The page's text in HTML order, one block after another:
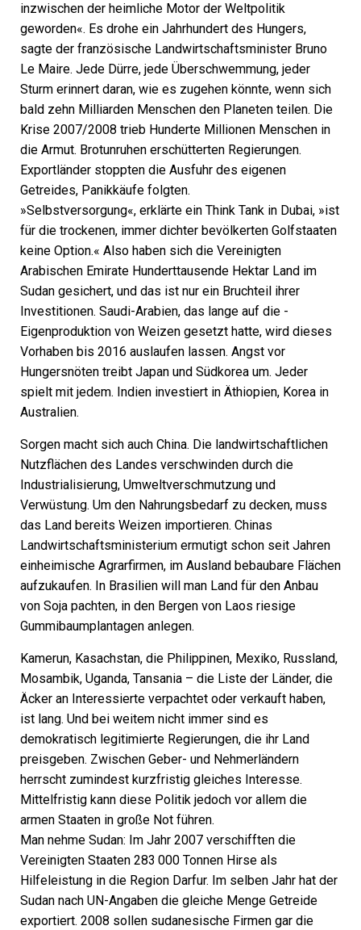
inzwischen der heimliche Motor der Weltpolitik
geworden«. Es drohe ein Jahrhundert des Hungers,
sagte der französische Landwirtschaftsminister Bruno
Le Maire. Jede Dürre, jede Überschwemmung, jeder
Sturm erinnert daran, wie es zugehen könnte, wenn sich
bald zehn Milliarden Menschen den Planeten teilen. Die
Krise 2007/2008 trieb Hunderte Millionen Menschen in
die Armut. Brotunruhen erschütterten Regierungen.
Exportländer stoppten die Ausfuhr des eigenen
Getreides, Panikkäufe folgten.
»Selbstversorgung«, erklärte ein Think Tank in Dubai, »ist
für die trockenen, immer dichter bevölkerten Golfstaaten
keine Option.« Also haben sich die Vereinigten
Arabischen Emirate Hunderttausende Hektar Land im
Sudan gesichert, und das ist nur ein Bruchteil ihrer
Investitionen. Saudi-Arabien, das lange auf die ­
Eigenproduktion von Weizen gesetzt hatte, wird dieses
Vorhaben bis 2016 auslaufen lassen. Angst vor
Hungersnöten treibt Japan und Südkorea um. Jeder
spielt mit jedem. Indien investiert in Äthiopien, Korea in
Australien.
Sorgen macht sich auch China. Die landwirtschaftlichen
Nutzflächen des Landes verschwinden durch die
Industrialisierung, Umweltverschmutzung und
Verwüstung. Um den Nahrungs­bedarf zu decken, muss
das Land bereits Weizen importieren. Chinas
Landwirtschaftsministerium ermutigt schon seit Jahren
einheimische Agrarfirmen, im Ausland bebaubare Flächen
aufzukaufen. In Brasilien will man Land für den Anbau
von Soja pachten, in den Bergen von Laos riesige
Gummibaumplantagen anlegen.
Kamerun, Kasachstan, die Philippinen, Mexiko, Russland,
Mosambik, Uganda, Tansania – die Liste der Länder, die
Äcker an Inter­essierte verpachtet oder verkauft haben,
ist lang. Und bei weitem nicht immer sind es
demokratisch legitimierte Regierungen, die ihr Land
preisgeben. Zwischen Geber- und Nehmerländern
herrscht zumindest kurzfristig gleiches Interesse.
Mittelfristig kann diese Politik jedoch vor allem die
armen Staaten in große Not führen.
Man nehme Sudan: Im Jahr 2007 verschifften die
Vereinigten Staaten 283 000 Tonnen Hirse als
Hilfeleistung in die Region Darfur. Im selben Jahr hat der
Sudan nach UN-Angaben die gleiche Menge Getreide
exportiert. 2008 sollen sudanesische Firmen gar die